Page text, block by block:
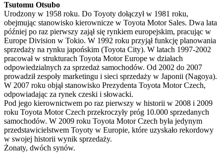
Tsutomu Otsubo
Urodzony w 1958 roku. Do Toyoty dołączył w 1981 roku,
obejmując stanowisko kierownicze w Toyota Motor Sales. Dwa lata
później po raz pierwszy zajął się rynkiem europejskim, pracując w
Europe Division w Tokio. W 1992 roku przyjął funkcję planowania
sprzedaży na rynku japońskim (Toyota City). W latach 1997-2002
pracował w strukturach Toyota Motor Europe w działach
odpowiedzialnych za sprzedaż samochodów. Od 2002 do 2007
prowadził zespoły marketingu i sieci sprzedaży w Japonii (Nagoya).
W 2007 roku objął stanowisko Prezydenta Toyota Motor Czech,
odpowiadając za rynek czeski i słowacki.
Pod jego kierownictwem po raz pierwszy w historii w 2008 i 2009
roku Toyota Motor Czech przekroczyły próg 10.000 sprzedanych
samochodów. W 2009 roku Toyota Motor Czech była jedynym
przedstawicielstwem Toyoty w Europie, które uzyskało rekordowy
w swojej historii wynik sprzedaży.
Żonaty, dwóch synów.